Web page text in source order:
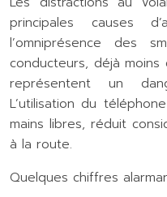
principales causes
l’omniprésence des
conducteurs, déjà
représentent un
L’utilisation du
mains libres, réduit
à la route.
Quelques chiffres